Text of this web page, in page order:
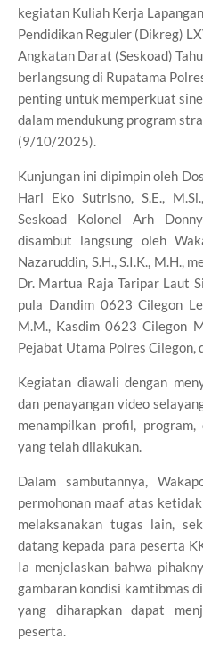
kegiatan Kuliah Kerja
Pendidikan Reguler (Dikreg)
Angkatan Darat (Seskoad)
berlangsung di Rupatama
penting untuk memperkuat
dalam mendukung program
(9/10/2025).
Kunjungan ini dipimpin oleh
Hari Eko Sutrisno, S.E.,
Seskoad Kolonel Arh
disambut langsung oleh
Nazaruddin, S.H., S.I.K., M.H.,
Dr. Martua Raja Taripar Laut
pula Dandim 0623 Cilegon
M.M., Kasdim 0623 Cilegon
Pejabat Utama Polres Cilegon,
Kegiatan diawali dengan
dan penayangan video
menampilkan profil,
yang telah dilakukan.
Dalam sambutannya,
permohonan maaf atas
melaksanakan tugas lain,
datang kepada para peserta
Ia menjelaskan bahwa
gambaran kondisi kamtibmas
yang diharapkan dapat
peserta.